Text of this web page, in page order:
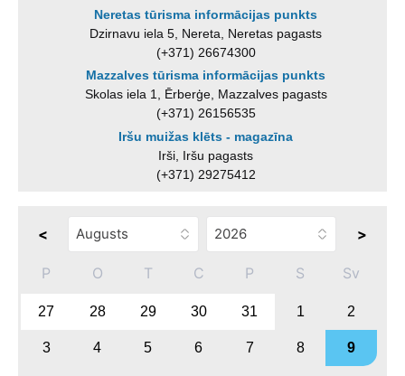
Neretas tūrisma informācijas punkts
Dzirnavu iela 5, Nereta, Neretas pagasts
(+371) 26674300
Mazzalves tūrisma informācijas punkts
Skolas iela 1, Ērberģe, Mazzalves pagasts
(+371) 26156535
Iršu muižas klēts - magazīna
Irši, Iršu pagasts
(+371) 29275412
< >
P O T C P S Sv
27 28 29 30 31 1 2
3 4 5 6 7 8 9